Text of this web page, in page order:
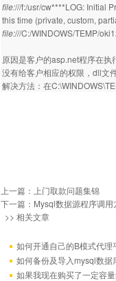
file:///f:/usr/cw****LOG: Initial
this time (private, custom,
file:///C:/WINDOWS/TEMP/
原因是客户的asp.net程序在
没有给客户相应的权限，dll文
解决方法：在
上一篇： 上门取款问题集锦
下一篇： Mysql数据源程序调
>> 相关文章
如何开通自己的B模式代理
如何备份及导入mysql数据
如果我现在购买了一定容